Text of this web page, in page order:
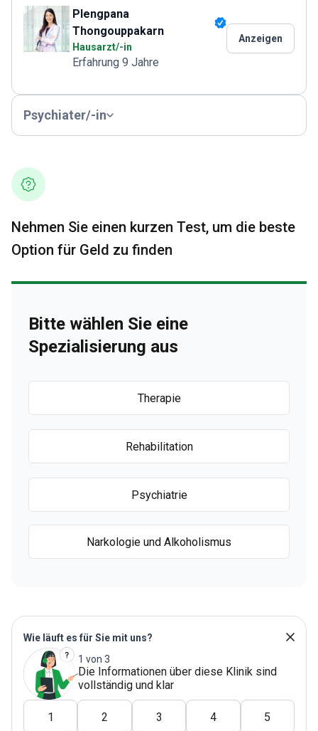
Plengpana
Thongouppakarn
Hausarzt/-in
Erfahrung 9 Jahre
Anzeigen
Psychiater/-in
Nehmen Sie einen kurzen Test, um die beste
Option für Geld zu finden
Bitte wählen Sie eine
Spezialisierung aus
Therapie
Rehabilitation
Psychiatrie
Narkologie und Alkoholismus
Wie läuft es für Sie mit uns?
1 von 3
Die Informationen über diese Klinik sind
vollständig und klar
1 2 3 4 5